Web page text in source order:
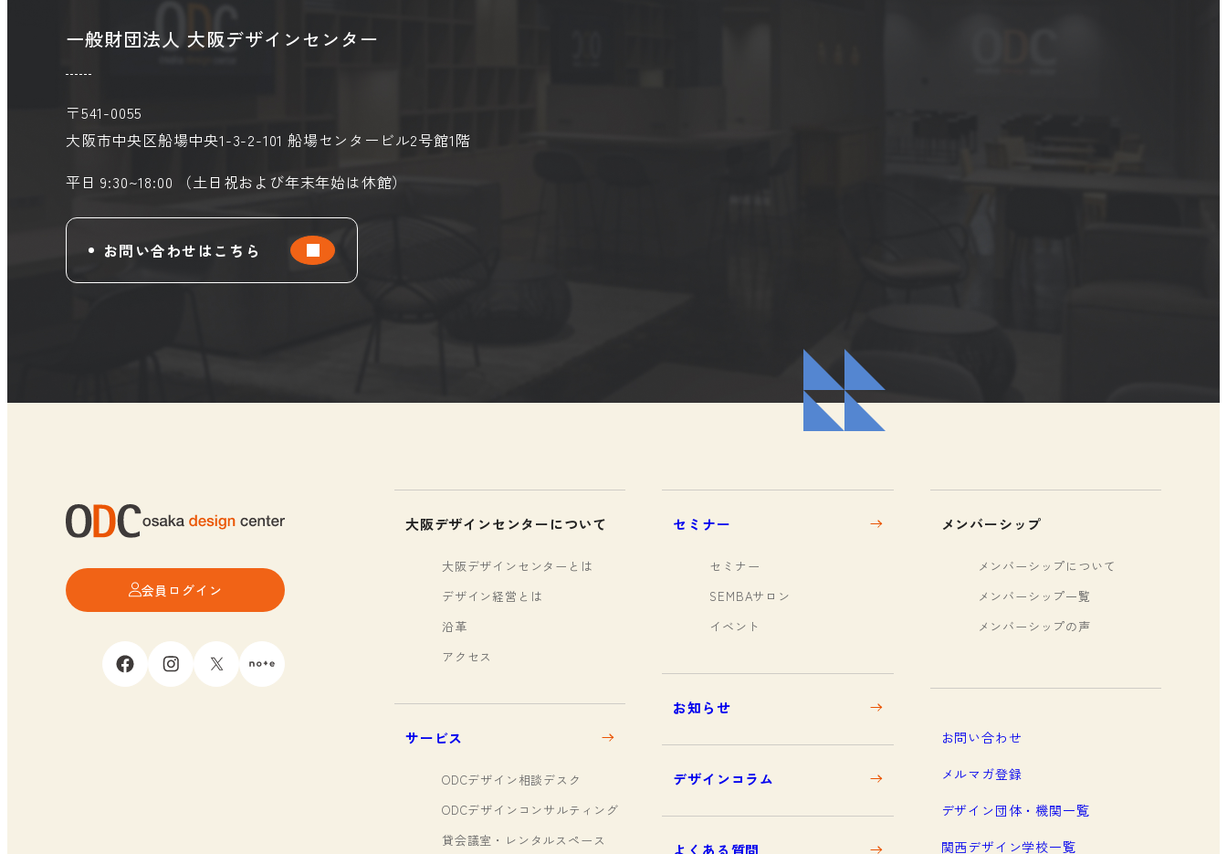
一般財団法人 大阪デザインセンター
〒541-0055
大阪市中央区船場中央1-3-2-101船場センタービル2号館1階
平日 9:30~18:00 （土日祝および年末年始は休館）
お問い合わせはこちら
会員ログイン
大阪デザインセンターについて
大阪デザインセンターとは
デザイン経営とは
沿革
アクセス
サービス
ODCデザイン相談デスク
ODCデザインコンサルティング
貸会議室・レンタルスペース
セミナー
セミナー
SEMBAサロン
イベント
お知らせ
デザインコラム
メンバーシップ
メンバーシップについて
メンバーシップ一覧
メンバーシップの声
お問い合わせ
メルマガ登録
デザイン団体・機関一覧
関西デザイン学校一覧